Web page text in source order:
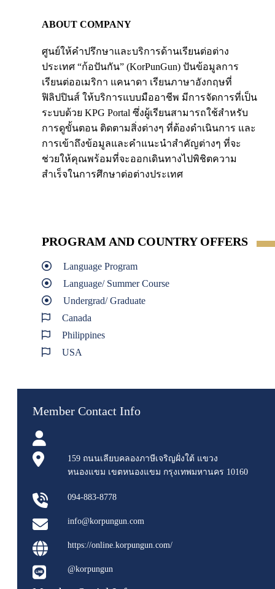
ABOUT COMPANY
ศูนย์ให้คำปรึกษาและบริการด้านเรียนต่อต่าง
ประเทศ “ก้อปันกัน” (KorPunGun) ปันข้อมูลการ
เรียนต่ออเมริกา แคนาดา เรียนภาษาอังกฤษที่
ฟิลิปปินส์ ให้บริการแบบมืออาชีพ มีการจัดการที่เป็น
ระบบด้วย KPG Portal ซึ่งผู้เรียนสามารถใช้สำหรับ
การดูขั้นตอน ติดตามสิ่งต่างๆ ที่ต้องดำเนินการ และ
การเข้าถึงข้อมูลและคำแนะนำสำคัญต่างๆ ที่จะ
ช่วยให้คุณพร้อมที่จะออกเดินทางไปพิชิตความ
สำเร็จในการศึกษาต่อต่างประเทศ
PROGRAM AND COUNTRY OFFERS
Language Program
Language/ Summer Course
Undergrad/ Graduate
Canada
Philippines
USA
Member Contact Info
159 ถนนเลียบคลองภาษีเจริญฝั่งใต้ แขวง
หนองแขม เขตหนองแขม กรุงเทพมหานคร 10160
094-883-8778
info@korpungun.com
https://online.korpungun.com/
@korpungun